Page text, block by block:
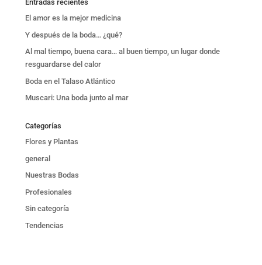
Entradas recientes
El amor es la mejor medicina
Y después de la boda… ¿qué?
Al mal tiempo, buena cara… al buen tiempo, un lugar donde
resguardarse del calor
Boda en el Talaso Atlántico
Muscari: Una boda junto al mar
Categorías
Flores y Plantas
general
Nuestras Bodas
Profesionales
Sin categoría
Tendencias